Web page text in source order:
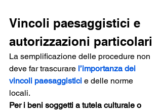
Vincoli paesaggistici e
autorizzazioni particolari
La semplificazione delle procedure non
deve far trascurare l’importanza dei
vincoli paesaggistici e delle norme
locali.
Per i beni soggetti a tutela culturale o